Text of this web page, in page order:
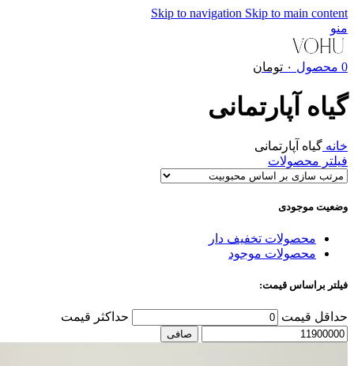
Skip to navigation Skip to main content
منو
0 محصول ۰ تومان
گیاه آپارتمانی
خانه گیاه آپارتمانی
فیلتر محصولات
وضعیت موجودی
محصولات تخفیف دار
محصولات موجود
فیلتر براساس قیمت:
حداقل قیمت حداكثر قيمت
صافی